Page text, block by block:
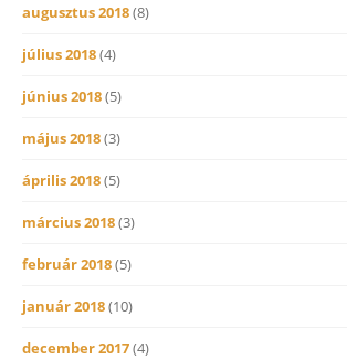
augusztus 2018(8)
július 2018(4)
június 2018(5)
május 2018(3)
április 2018(5)
március 2018(3)
február 2018(5)
január 2018(10)
december 2017(4)